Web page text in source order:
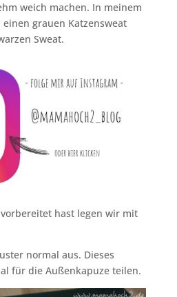
weich machen. In meinem
grauen Katzensweat
Sweat.
hast legen wir mit
normal aus. Dieses
für die Außenkapuze teilen.